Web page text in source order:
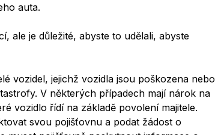
auta.
ale je důležité, abyste to udělali, abyste
vozidel, jejichž vozidla jsou poškozena nebo
V některých případech mají nárok na
vozidlo řídí na základě povolení majitele.
svou pojišťovnu a podat žádost o